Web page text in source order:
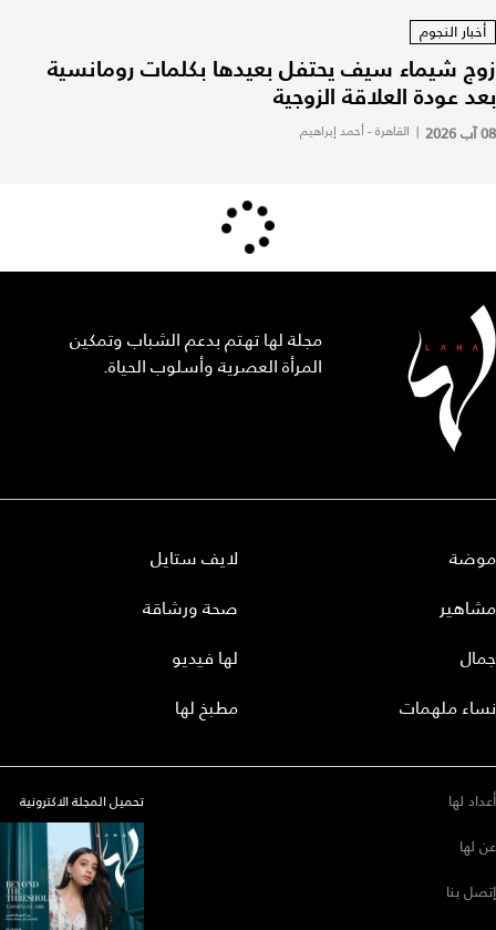
أخبار النجوم
زوج شيماء سيف يحتفل بعيدها بكلمات رومانسية
بعد عودة العلاقة الزوجية
08 آب 2026 | القاهرة - أحمد إبراهيم
مجلة لها تهتم بدعم الشباب وتمكين
المرأة العصرية وأسلوب الحياة.
موضة
مشاهير
جمال
نساء ملهمات
لايف ستايل
صحة ورشاقة
لها فيديو
مطبخ لها
أعداد لها
عن لها
إتصل بنا
تحميل المجلة الاكترونية